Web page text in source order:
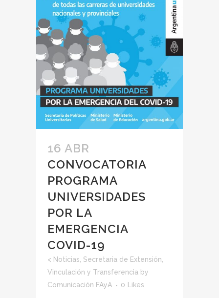
16 ABR
CONVOCATORIA
PROGRAMA
UNIVERSIDADES
POR LA
EMERGENCIA
COVID-19
< Noticias Secretaria de Extensión,
Vinculación y Transferencia by
Comunicación FAyA
0 Likes